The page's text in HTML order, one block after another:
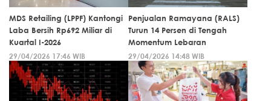
MDS Retailing (LPPF) Kantongi
Laba Bersih Rp692 Miliar di
Kuartal I-2026
29/04/2026 17:46 WIB
Penjualan Ramayana (RALS)
Turun 14 Persen di Tengah
Momentum Lebaran
29/04/2026 14:48 WIB